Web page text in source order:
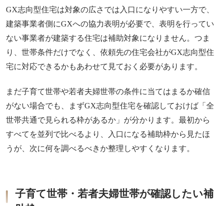
GX志向型住宅は対象の広さでは入口になりやすい一方で、
建築事業者側にGXへの協力表明が必要で、表明を行ってい
ない事業者が建築する住宅は補助対象になりません。つま
り、世帯条件だけでなく、依頼先の住宅会社がGX志向型住
宅に対応できるかもあわせて見ておく必要があります。
まだ子育て世帯や若者夫婦世帯の条件に当てはまるか確信
がない場合でも、まずGX志向型住宅を確認しておけば「全
世帯共通で見られる枠があるか」が分かります。最初から
すべてを並列で比べるより、入口になる補助枠から見たほ
うが、次に何を調べるべきか整理しやすくなります。
子育て世帯・若者夫婦世帯が確認したい補